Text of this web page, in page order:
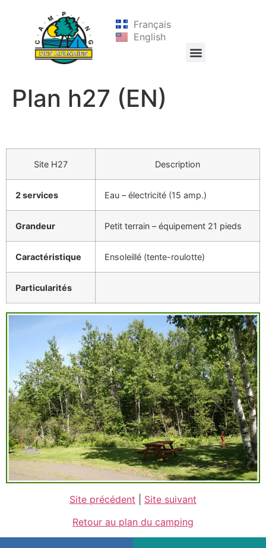
Français
English
Plan h27 (EN)
Site H27 Description
2 services Eau – électricité (15 amp.)
Grandeur Petit terrain – équipement 21 pieds
Caractéristique Ensoleillé (tente-roulotte)
Particularités
Site précédent
Site suivant
Retour au plan du camping